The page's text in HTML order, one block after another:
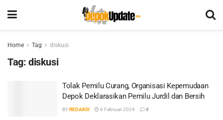
Home Tag diskusi
Tag: diskusi
Tolak Pemilu Curang, Organisasi Kepemudaan
Depok Deklarasikan Pemilu Jurdil dan Bersih
BYREDAKSI 6 Februari 2024 8